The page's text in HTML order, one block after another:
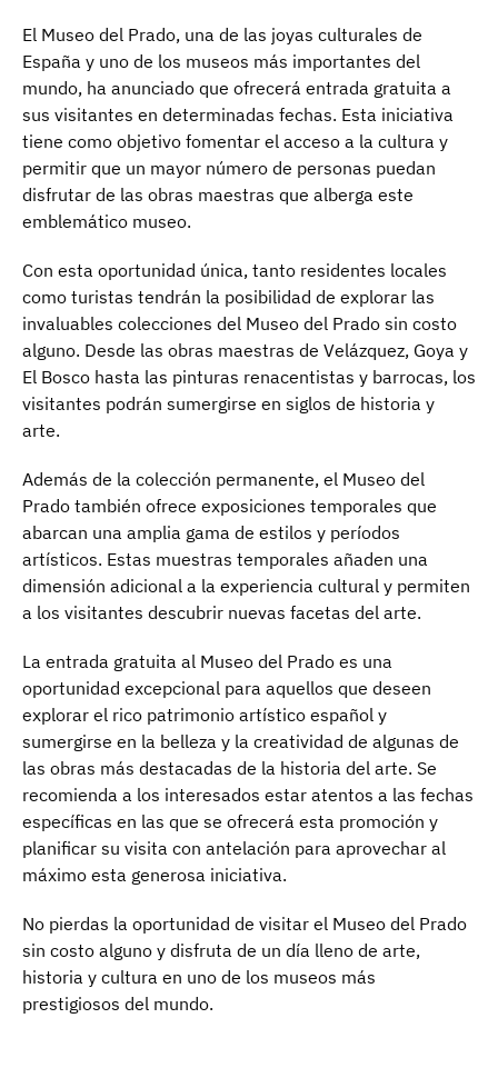
El Museo del Prado, una de las joyas culturales de
España y uno de los museos más importantes del
mundo, ha anunciado que ofrecerá entrada gratuita a
sus visitantes en determinadas fechas. Esta iniciativa
tiene como objetivo fomentar el acceso a la cultura y
permitir que un mayor número de personas puedan
disfrutar de las obras maestras que alberga este
emblemático museo.
Con esta oportunidad única, tanto residentes locales
como turistas tendrán la posibilidad de explorar las
invaluables colecciones del Museo del Prado sin costo
alguno. Desde las obras maestras de Velázquez, Goya y
El Bosco hasta las pinturas renacentistas y barrocas, los
visitantes podrán sumergirse en siglos de historia y
arte.
Además de la colección permanente, el Museo del
Prado también ofrece exposiciones temporales que
abarcan una amplia gama de estilos y períodos
artísticos. Estas muestras temporales añaden una
dimensión adicional a la experiencia cultural y permiten
a los visitantes descubrir nuevas facetas del arte.
La entrada gratuita al Museo del Prado es una
oportunidad excepcional para aquellos que deseen
explorar el rico patrimonio artístico español y
sumergirse en la belleza y la creatividad de algunas de
las obras más destacadas de la historia del arte. Se
recomienda a los interesados estar atentos a las fechas
específicas en las que se ofrecerá esta promoción y
planificar su visita con antelación para aprovechar al
máximo esta generosa iniciativa.
No pierdas la oportunidad de visitar el Museo del Prado
sin costo alguno y disfruta de un día lleno de arte,
historia y cultura en uno de los museos más
prestigiosos del mundo.